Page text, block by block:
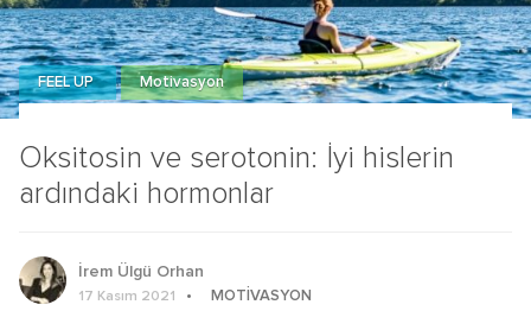
Oksitosin ve serotonin: İyi hislerin
ardındaki hormonlar
FEEL UP Motivasyon
İrem Ülgü Orhan
17 Kasım 2021 MOTIVASYON